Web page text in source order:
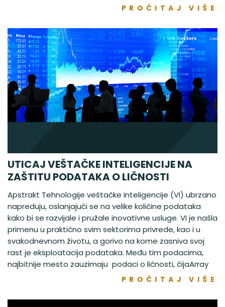
PROČITAJ VIŠE
UTICAJ VEŠTAČKE INTELIGENCIJE NA
ZAŠTITU PODATAKA O LIČNOSTI
Apstrakt Tehnologije veštačke inteligencije (VI) ubrzano
napreduju, oslanjajući se na velike količine podataka
kako bi se razvijale i pružale inovativne usluge. VI je našla
primenu u praktično svim sektorima privrede, kao i u
svakodnevnom životu, a gorivo na kome zasniva svoj
rast je eksploatacija podataka. Među tim podacima,
najbitnije mesto zauzimaju podaci o ličnosti, čijaArray
PROČITAJ VIŠE